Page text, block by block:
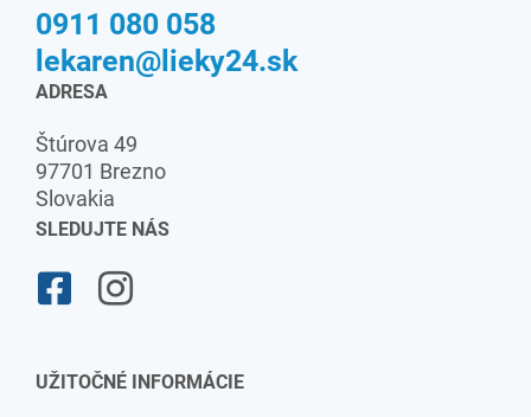
0911 080 058
lekaren@lieky24.sk
ADRESA
Štúrova 49
97701 Brezno
Slovakia
SLEDUJTE NÁS
UŽITOČNÉ INFORMÁCIE